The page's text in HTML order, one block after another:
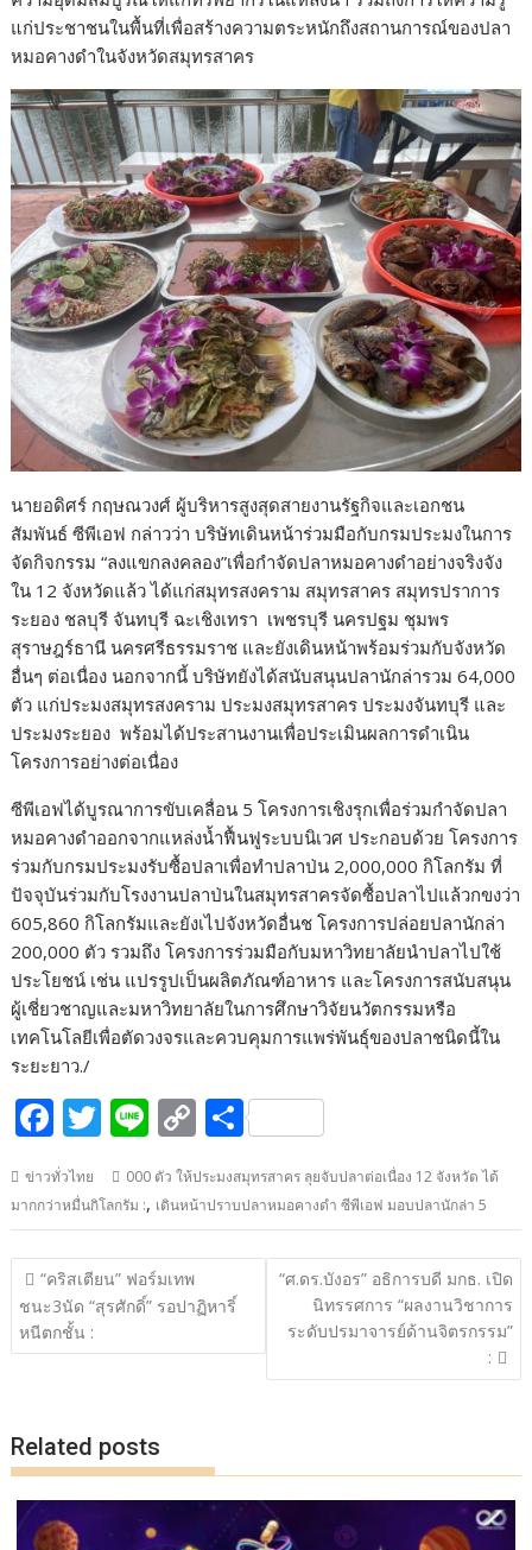
แก่ประชาชนในพื้นที่เพื่อสร้างความตระหนักถึงสถานการณ์ของปลา
หมอคางดำในจังหวัดสมุทรสาคร
นายอดิศร์ กฤษณวงศ์ ผู้บริหารสูงสุดสายงานรัฐกิจและเอกชน
สัมพันธ์ ซีพีเอฟ กล่าวว่า บริษัทเดินหน้าร่วมมือกับกรมประมงในการ
จัดกิจกรรม “ลงแขกลงคลอง”เพื่อกำจัดปลาหมอคางดำอย่างจริงจัง
ใน 12 จังหวัดแล้ว ได้แก่สมุทรสงคราม สมุทรสาคร สมุทรปราการ
ระยอง ชลบุรี จันทบุรี ฉะเชิงเทรา เพชรบุรี นครปฐม ชุมพร
สุราษฎร์ธานี นครศรีธรรมราช และยังเดินหน้าพร้อมร่วมกับจังหวัด
อื่นๆ ต่อเนื่อง นอกจากนี้ บริษัทยังได้สนับสนุนปลานักล่ารวม 64,000
ตัว แก่ประมงสมุทรสงคราม ประมงสมุทรสาคร ประมงจันทบุรี และ
ประมงระยอง พร้อมได้ประสานงานเพื่อประเมินผลการดำเนิน
โครงการอย่างต่อเนื่อง
ซีพีเอฟได้บูรณาการขับเคลื่อน 5 โครงการเชิงรุกเพื่อร่วมกำจัดปลา
หมอคางดำออกจากแหล่งน้ำฟื้นฟูระบบนิเวศ ประกอบด้วย โครงการ
ร่วมกับกรมประมงรับซื้อปลาเพื่อทำปลาป่น 2,000,000 กิโลกรัม ที่
ปัจจุบันร่วมกับโรงงานปลาป่นในสมุทรสาครจัดซื้อปลาไปแล้วกขงว่า
605,860 กิโลกรัมและยังเไปจังหวัดอื่นช โครงการปล่อยปลานักล่า
200,000 ตัว รวมถึง โครงการร่วมมือกับมหาวิทยาลัยนำปลาไปใช้
ประโยชน์ เช่น แปรรูปเป็นผลิตภัณฑ์อาหาร และโครงการสนับสนุน
ผู้เชี่ยวชาญและมหาวิทยาลัยในการศึกษาวิจัยนวัตกรรมหรือ
เทคโนโลยีเพื่อตัดวงจรและควบคุมการแพร่พันธุ์ของปลาชนิดนี้ใน
ระยะยาว./
F
ac
e
b
o
o
k
T
itt
er
Li
e
C
p
y
Li
n
k
S
ar
e
ข่าวทั่วไทย
000 ตัว ให้ประมงสมุทรสาคร ลุยจับปลาต่อเนื่อง 12 จังหวัด ได้
มากกว่าหมื่นกิโลกรัม :, เดินหน้าปราบปลาหมอคางดำ ซีพีเอฟ มอบปลานักล่า 5
แนะแนว
เรื่อง
“คริสเตียน” ฟอร์มเทพ
ชนะ3นัด “สุรศักดิ์” รอปาฏิหาริ์
หนีตกชั้น :
“ศ.ดร.บังอร” อธิการบดี มกธ. เปิด
นิทรรศการ “ผลงานวิชาการ
ระดับปรมาจารย์ด้านจิตรกรรม”
:
Related posts